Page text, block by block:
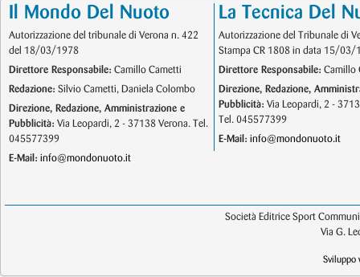
Il Mondo Del Nuoto
Autorizzazione del tribunale di Verona n. 422
del 18/03/1978
Direttore Responsabile: Camillo Cametti
Redazione: Silvio Cametti, Daniela Colombo
Direzione, Redazione, Amministrazione e
Pubblicità: Via Leopardi, 2 - 37138 Verona. Tel.
045577399
E-Mail: info@mondonuoto.it
La Tecnica Del
Autorizzazione del Tribunale di
Stampa CR 1808 in data 15/03/
Direttore Responsabile: Camillo
Direzione, Redazione,
Pubblicità: Via Leopardi, 2 -
Tel. 045577399
E-Mail: info@mondonuoto.it
Società Editrice Sport
Via G.
Sviluppo